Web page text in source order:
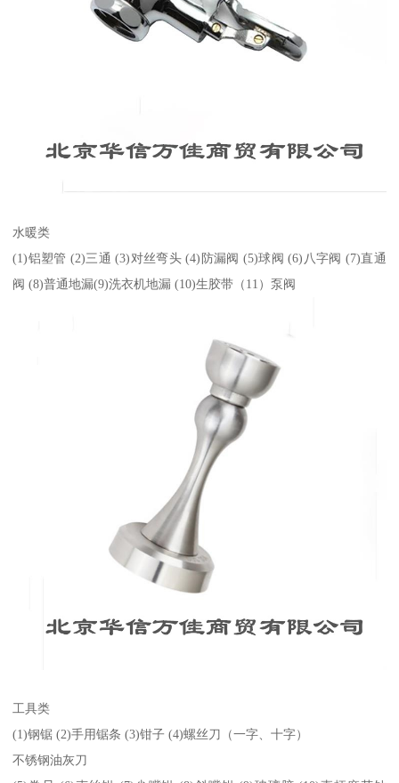
水暖类
(1)铝塑管 (2)三通 (3)对丝弯头 (4)防漏阀 (5)球阀 (6)八字阀 (7)直通
阀 (8)普通地漏(9)洗衣机地漏 (10)生胶带（11）泵阀
工具类
(1)钢锯 (2)手用锯条 (3)钳子 (4)螺丝刀（一字、十字）
不锈钢油灰刀